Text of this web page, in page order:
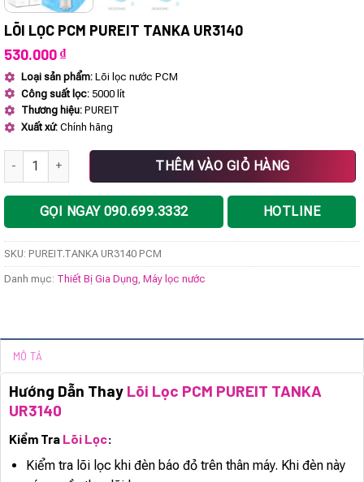
LÕI LỌC PCM PUREIT TANKA UR3140
530.000 ₫
Loại sản phẩm: Lõi lọc nước PCM
Công suất lọc: 5000 lít
Thương hiệu: PUREIT
Xuất xứ: Chính hãng
Lõi lọc PCM PUREIT TANKA UR3140 số lượng
THÊM VÀO GIỎ HÀNG
GỌI NGAY 090.699.3332 HOTLINE
SKU: PUREIT.TANKA UR3140 PCM
Danh mục: Thiết Bị Gia Dụng Máy lọc nước
MÔ TẢ
Hướng Dẫn Thay Lõi Lọc PCM PUREIT TANKA
UR3140
Kiểm Tra Lõi Lọc:
Kiểm tra lõi lọc khi đèn báo đỏ trên thân máy. Khi đèn này